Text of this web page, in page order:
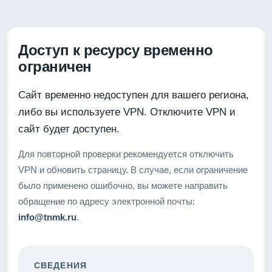
Доступ к ресурсу временно
ограничен
Сайт временно недоступен для вашего региона,
либо вы используете VPN. Отключите VPN и
сайт будет доступен.
Для повторной проверки рекомендуется отключить
VPN и обновить страницу. В случае, если ограничение
было применено ошибочно, вы можете направить
обращение по адресу электронной почты:
info@tnmk.ru.
СВЕДЕНИЯ